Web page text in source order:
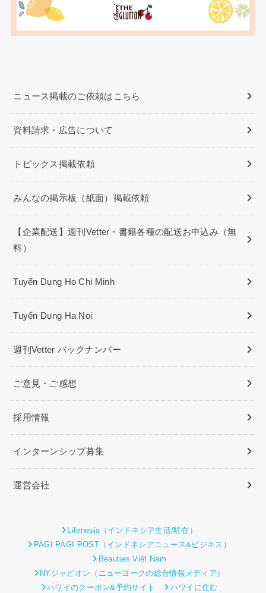
ニュース掲載のご依頼はこちら
資料請求・広告について
トピックス掲載依頼
みんなの掲示板（紙面）掲載依頼
【企業配送】週刊Vetter・書籍各種の配送お申込み（無
料）
Tuyển Dụng Ho Chi Minh
Tuyển Dụng Ha Noi
週刊Vetter バックナンバー
ご意見・ご感想
採用情報
インターンシップ募集
運営会社
Lifenesia（インドネシア生活/駐在）
PAGI PAGI POST（インドネシアニュース&ビジネス）
Beauties Việt Nam
NYジャピオン（ニューヨークの総合情報メディア）
ハワイのクーポン&予約サイト
ハワイに住む